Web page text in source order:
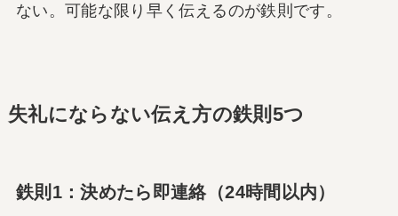
ない。可能な限り早く伝えるのが鉄則です。
失礼にならない伝え方の鉄則5つ
鉄則1：決めたら即連絡（24時間以内）